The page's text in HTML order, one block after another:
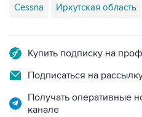
Cessna Иркутская область
Купить подписку на
Подписаться на
Получать оперативные
канале